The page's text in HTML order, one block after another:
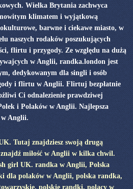
Wielka Brytania zachwyca
klimatem i wyjątkową
barwne i ciekawe miasto, w
naszych rodaków poszukujących
flirtu i przygody. Ze względu na dużą
w Anglii, randka.london jest
dedykowanym dla singli i osób
i flirtu w Anglii. Flirtuj bezpłatnie
Ci odnalezienie prawdziwej
i Polaków w Anglii. Najlepsza
Anglii.
Tutaj znajdziesz swoją drugą
znajdź miłość w Anglii w kilka chwil.
girl UK. randka w Anglii, Polska
dla polaków w Anglii, polska randka,
polskie randki, polacy w